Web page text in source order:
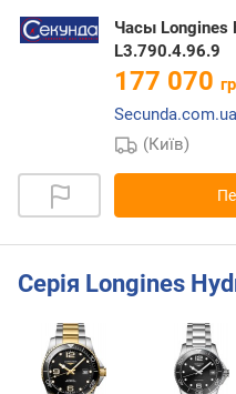
Часы Longines
L3.790.4.96.9
177 070
Secunda.com.ua
(Київ)
Серія Longines